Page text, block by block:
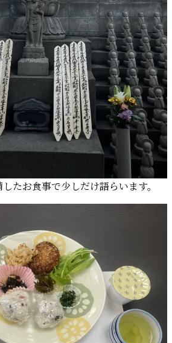
たお食事で少しだけ語らいます。